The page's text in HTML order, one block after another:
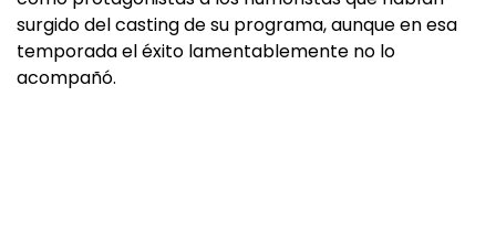
surgido del casting de su programa, aunque en esa
temporada el éxito lamentablemente no lo
acompañó.